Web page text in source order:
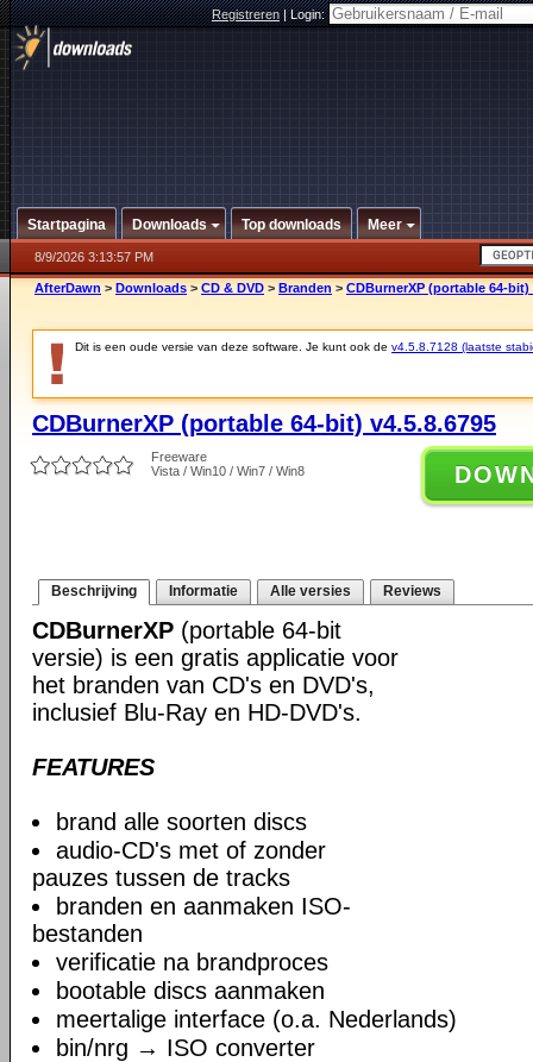
Registreren|Login:
Startpagina Downloads Top downloads Meer
8/9/2026 3:13:57 PM
AfterDawn > Downloads > CD & DVD > Branden > CDBurnerXP (portable 64-bit)
Dit is een oude versie van deze software. Je kunt ook de v4.5.8.7128 (laatste
CDBurnerXP (portable 64-bit) v4.5.8.6795
Freeware
Vista / Win10 / Win7 / Win8
Beschrijving Informatie Alle versies Reviews
CDBurnerXP (portable 64-bit
versie) is een gratis applicatie voor
het branden van CD's en DVD's,
inclusief Blu-Ray en HD-DVD's.
FEATURES
brand alle soorten discs
audio-CD's met of zonder
pauzes tussen de tracks
branden en aanmaken ISO-
bestanden
verificatie na brandproces
bootable discs aanmaken
meertalige interface (o.a. Nederlands)
bin/nrg → ISO converter